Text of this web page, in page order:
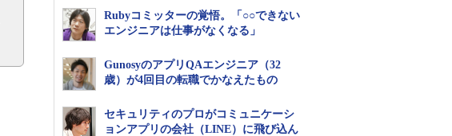
Rubyコミッターの覚悟。「○○できない
エンジニアは仕事がなくなる」
GunosyのアプリQAエンジニア（32
歳）が4回目の転職でかなえたもの
セキュリティのプロがコミュニケーシ
ョンアプリの会社（LINE）に飛び込ん